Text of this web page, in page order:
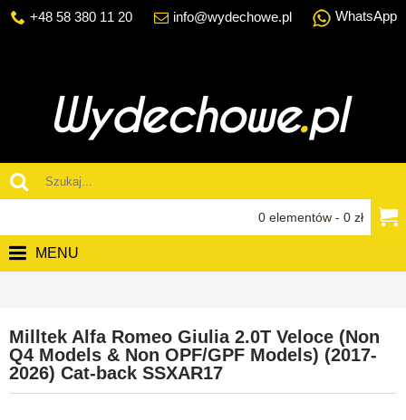
+48 58 380 11 20 info@wydechowe.pl WhatsApp
0 elementów - 0 zł
MENU
Milltek Alfa Romeo Giulia 2.0T Veloce (Non
Q4 Models & Non OPF/GPF Models) (2017-
2026) Cat-back SSXAR17